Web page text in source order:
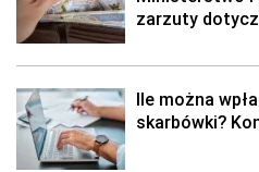
zarzuty
Ile można
skarbówki?